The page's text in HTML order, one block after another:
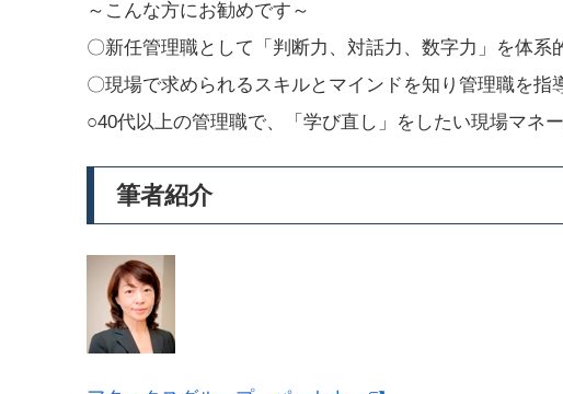
～こんな方にお勧めです～
〇新任管理職として「判断力、対話力、数字力」を体系
〇現場で求められるスキルとマインドを知り管理職を指
○40代以上の管理職で、「学び直し」をしたい現場マネ
筆者紹介